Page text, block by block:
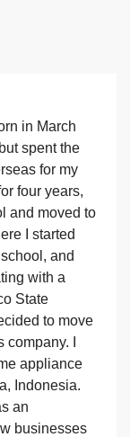
in March
spent the
for my
four years,
and moved to
I started
and
with a
State
to move
I
appliance
Indonesia.
an
businesses